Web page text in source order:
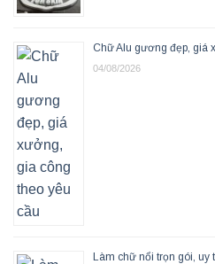
Chữ Alu gương đẹp, giá
04/08/2026
Làm chữ nổi trọn gói, uy